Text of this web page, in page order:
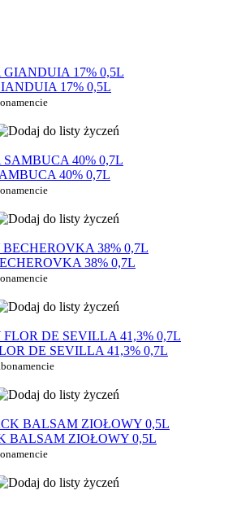
17% 0,5L
40% 0,7L
38% 0,7L
DE SEVILLA 41,3% 0,7L
BALSAM ZIOŁOWY 0,5L